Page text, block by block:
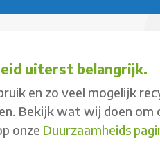
uiterst belangrijk.
en zo veel mogelijk
Bekijk wat wij doen om
onze Duurzaamheids